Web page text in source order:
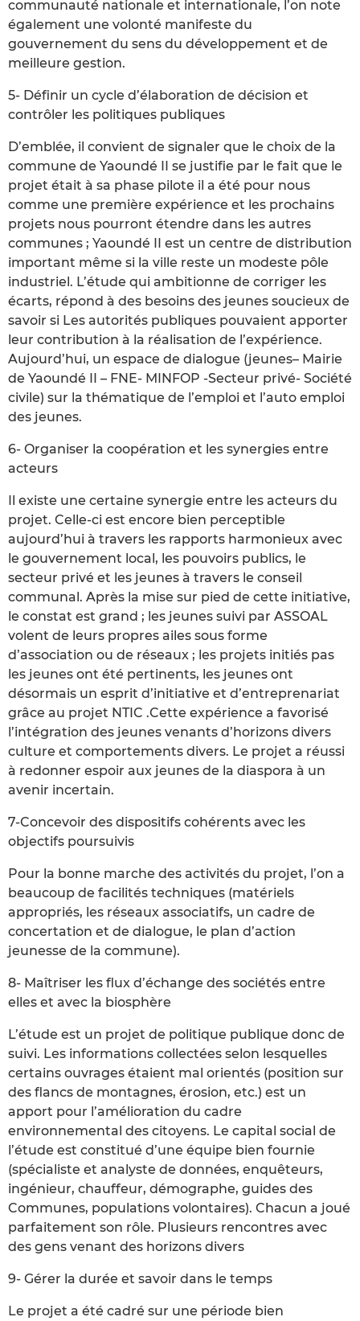
communauté nationale et internationale, l’on note
également une volonté manifeste du
gouvernement du sens du développement et de
meilleure gestion.
5- Définir un cycle d’élaboration de décision et
contrôler les politiques publiques
D’emblée, il convient de signaler que le choix de la
commune de Yaoundé II se justifie par le fait que le
projet était à sa phase pilote il a été pour nous
comme une première expérience et les prochains
projets nous pourront étendre dans les autres
communes ; Yaoundé II est un centre de distribution
important même si la ville reste un modeste pôle
industriel. L’étude qui ambitionne de corriger les
écarts, répond à des besoins des jeunes soucieux de
savoir si Les autorités publiques pouvaient apporter
leur contribution à la réalisation de l’expérience.
Aujourd’hui, un espace de dialogue (jeunes– Mairie
de Yaoundé II – FNE- MINFOP -Secteur privé- Société
civile) sur la thématique de l’emploi et l’auto emploi
des jeunes.
6- Organiser la coopération et les synergies entre
acteurs
Il existe une certaine synergie entre les acteurs du
projet. Celle-ci est encore bien perceptible
aujourd’hui à travers les rapports harmonieux avec
le gouvernement local, les pouvoirs publics, le
secteur privé et les jeunes à travers le conseil
communal. Après la mise sur pied de cette initiative,
le constat est grand ; les jeunes suivi par ASSOAL
volent de leurs propres ailes sous forme
d’association ou de réseaux ; les projets initiés pas
les jeunes ont été pertinents, les jeunes ont
désormais un esprit d’initiative et d’entreprenariat
grâce au projet NTIC .Cette expérience a favorisé
l’intégration des jeunes venants d’horizons divers
culture et comportements divers. Le projet a réussi
à redonner espoir aux jeunes de la diaspora à un
avenir incertain.
7-Concevoir des dispositifs cohérents avec les
objectifs poursuivis
Pour la bonne marche des activités du projet, l’on a
beaucoup de facilités techniques (matériels
appropriés, les réseaux associatifs, un cadre de
concertation et de dialogue, le plan d’action
jeunesse de la commune).
8- Maîtriser les flux d’échange des sociétés entre
elles et avec la biosphère
L’étude est un projet de politique publique donc de
suivi. Les informations collectées selon lesquelles
certains ouvrages étaient mal orientés (position sur
des flancs de montagnes, érosion, etc.) est un
apport pour l’amélioration du cadre
environnemental des citoyens. Le capital social de
l’étude est constitué d’une équipe bien fournie
(spécialiste et analyste de données, enquêteurs,
ingénieur, chauffeur, démographe, guides des
Communes, populations volontaires). Chacun a joué
parfaitement son rôle. Plusieurs rencontres avec
des gens venant des horizons divers
9- Gérer la durée et savoir dans le temps
Le projet a été cadré sur une période bien